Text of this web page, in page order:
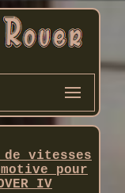
vitesses
pour
IV